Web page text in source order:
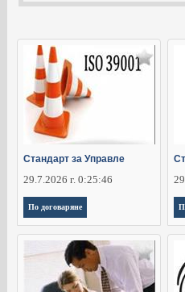
Стандарт за Управле
29.7.2026 г. 0:25:46
По договаряне